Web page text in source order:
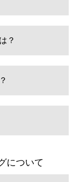
？
について